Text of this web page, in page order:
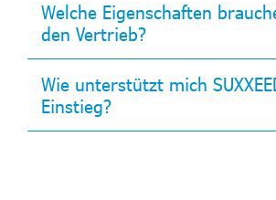
Welche Eigenschaften
den Vertrieb?
Wie unterstützt mich
Einstieg?